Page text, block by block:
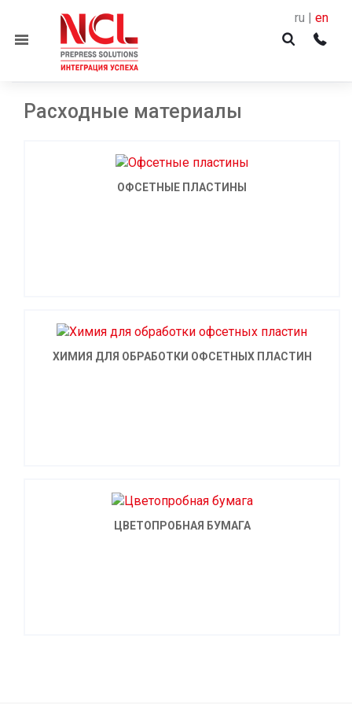
Menu
ru |en
Расходные материалы
ОФСЕТНЫЕ ПЛАСТИНЫ
ХИМИЯ ДЛЯ ОБРАБОТКИ ОФСЕТНЫХ ПЛАСТИН
ЦВЕТОПРОБНАЯ БУМАГА